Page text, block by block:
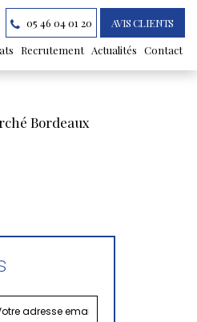
Recrutement Actualités Contact
05 46 04 01 20 AVIS CLIENTS
Bordeaux